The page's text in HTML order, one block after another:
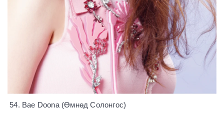
54. Bae Doona (Өмнөд Солонгос)